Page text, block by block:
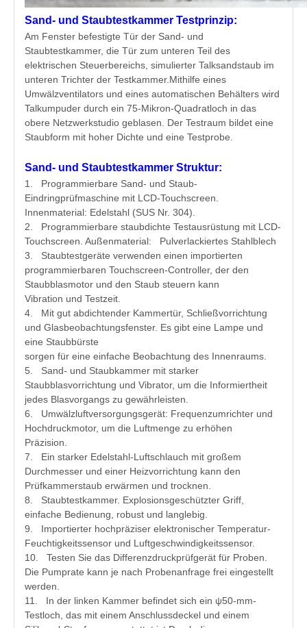
Sand- und Staubtestkammer Testprinzip:
Am Fenster befestigte Tür der Sand- und
Staubtestkammer, die Tür zum unteren Teil des
elektrischen Steuerbereichs, simulierter Talksandstaub im
unteren Trichter der Testkammer.Mithilfe eines
Umwälzventilators und eines automatischen Behälters wird
Talkumpuder durch ein 75-Mikron-Quadratloch in das
obere Netzwerkstudio geblasen. Der Testraum bildet eine
Staubform mit hoher Dichte und eine Testprobe.
Sand- und Staubtestkammer Struktur:
1. Programmierbare Sand- und Staub-
Eindringprüfmaschine mit LCD-Touchscreen.
Innenmaterial: Edelstahl (SUS Nr. 304).
2. Programmierbare staubdichte Testausrüstung mit LCD-
Touchscreen. Außenmaterial: Pulverlackiertes Stahlblech
3. Staubtestgeräte verwenden einen importierten
programmierbaren Touchscreen-Controller, der den
Staubblasmotor und den Staub steuern kann
Vibration und Testzeit.
4. Mit gut abdichtender Kammertür, Schließvorrichtung
und Glasbeobachtungsfenster. Es gibt eine Lampe und
eine Staubbürste
sorgen für eine einfache Beobachtung des Innenraums.
5. Sand- und Staubkammer mit starker
Staubblasvorrichtung und Vibrator, um die Informiertheit
jedes Blasvorgangs zu gewährleisten.
6. Umwälzluftversorgungsgerät: Frequenzumrichter und
Hochdruckmotor, um die Luftmenge zu erhöhen
Präzision.
7. Ein starker Edelstahl-Luftschlauch mit großem
Durchmesser und einer Heizvorrichtung kann den
Prüfkammerstaub erwärmen und trocknen.
8. Staubtestkammer. Explosionsgeschützter Griff,
einfache Bedienung, robust und langlebig.
9. Importierter hochpräziser elektronischer Temperatur-
Feuchtigkeitssensor und Luftgeschwindigkeitssensor.
10. Testen Sie das Differenzdruckprüfgerät für Proben.
Die Pumprate kann je nach Probenanfrage frei eingestellt
werden.
11. In der linken Kammer befindet sich ein ψ50-mm-
Testloch, das mit einem Anschlussdeckel und einem